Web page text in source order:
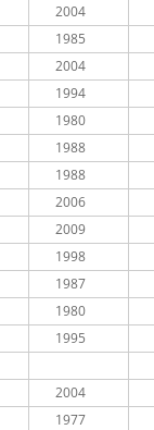
2004
1985
2004
1994
1980
1988
1988
2006
2009
1998
1987
1980
1995
2004
1977